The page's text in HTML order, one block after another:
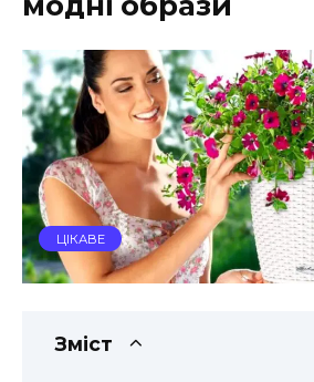
ЦІКАВЕ
Зміст